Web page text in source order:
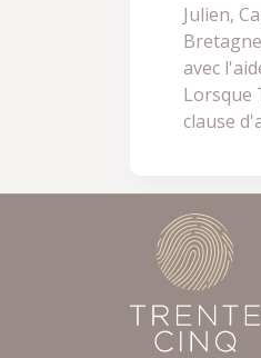
Julien,
avec
Lorsque
clause